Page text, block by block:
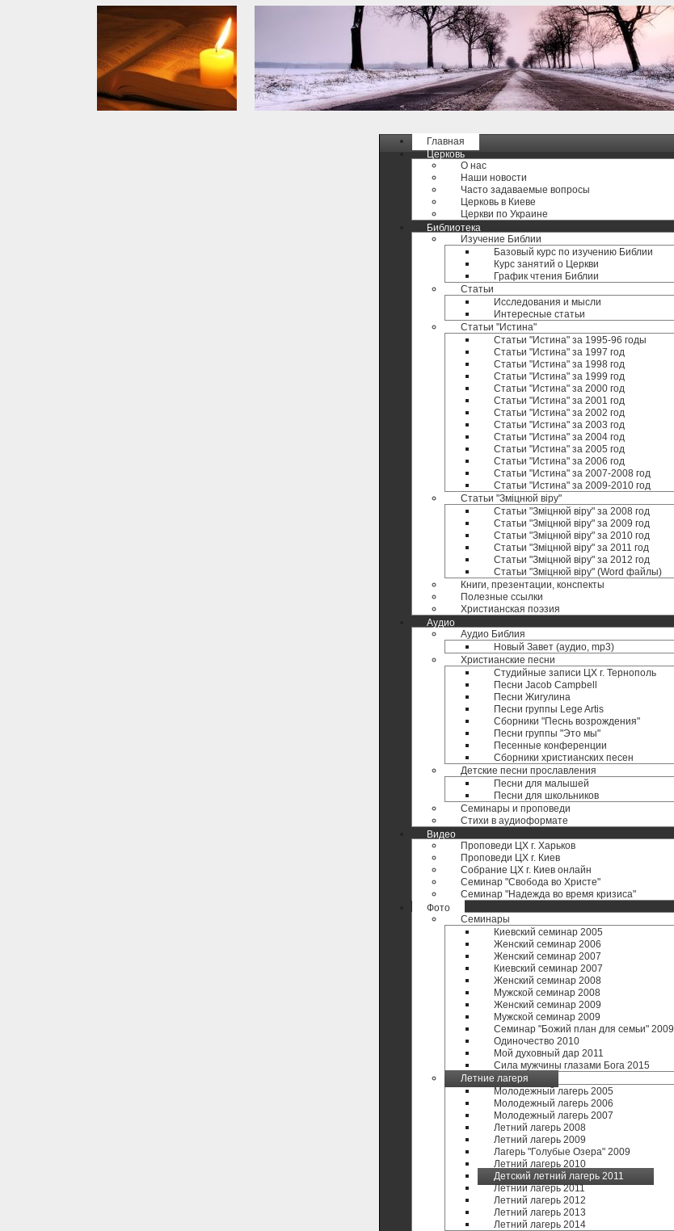
Главная
Церковь
О нас
Наши новости
Часто задаваемые вопросы
Церковь в Киеве
Церкви по Украине
Библиотека
Изучение Библии
Базовый курс по изучению Библии
Курс занятий о Церкви
График чтения Библии
Статьи
Исследования и мысли
Интересные статьи
Статьи "Истина"
Статьи "Истина" за 1995-96 годы
Статьи "Истина" за 1997 год
Статьи "Истина" за 1998 год
Статьи "Истина" за 1999 год
Статьи "Истина" за 2000 год
Статьи "Истина" за 2001 год
Статьи "Истина" за 2002 год
Статьи "Истина" за 2003 год
Статьи "Истина" за 2004 год
Статьи "Истина" за 2005 год
Статьи "Истина" за 2006 год
Статьи "Истина" за 2007-2008 год
Статьи "Истина" за 2009-2010 год
Статьи "Зміцнюй віру"
Статьи "Зміцнюй віру" за 2008 год
Статьи "Зміцнюй віру" за 2009 год
Статьи "Зміцнюй віру" за 2010 год
Статьи "Зміцнюй віру" за 2011 год
Статьи "Зміцнюй віру" за 2012 год
Статьи "Зміцнюй віру" (Word файлы)
Книги, презентации, конспекты
Полезные ccылки
Христианская поэзия
Аудио
Аудио Библия
Новый Завет (аудио, mp3)
Христианские песни
Студийные записи ЦХ г. Тернополь
Песни Jacob Campbell
Песни Жигулина
Песни группы Lege Artis
Сборники "Песнь возрождения"
Песни группы "Это мы"
Песенные конференции
Сборники христианских песен
Детские песни прославления
Песни для малышей
Песни для школьников
Семинары и проповеди
Стихи в аудиоформате
Видео
Проповеди ЦХ г. Харьков
Проповеди ЦХ г. Киев
Собрание ЦХ г. Киев онлайн
Семинар "Свобода во Христе"
Семинар "Надежда во время кризиса"
Фото
Семинары
Киевский семинар 2005
Женский семинар 2006
Женский семинар 2007
Киевский семинар 2007
Женский семинар 2008
Мужской семинар 2008
Женский семинар 2009
Мужской семинар 2009
Семинар "Божий план для семьи" 2009
Одиночество 2010
Мой духовный дар 2011
Сила мужчины глазами Бога 2015
Летние лагеря
Молодежный лагерь 2005
Молодежный лагерь 2006
Молодежный лагерь 2007
Летний лагерь 2008
Летний лагерь 2009
Лагерь "Голубые Озера" 2009
Летний лагерь 2010
Детский летний лагерь 2011
Летний лагерь 2011
Летний лагерь 2012
Летний лагерь 2013
Летний лагерь 2014